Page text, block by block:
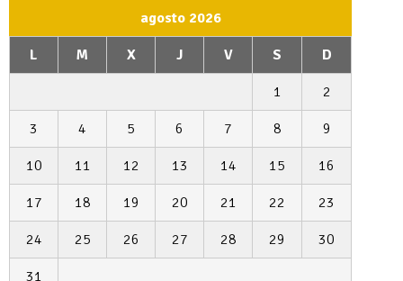
agosto 2026
L M X J V S D
1 2
3 4 5 6 7 8 9
10 11 12 13 14 15 16
17 18 19 20 21 22 23
24 25 26 27 28 29 30
31